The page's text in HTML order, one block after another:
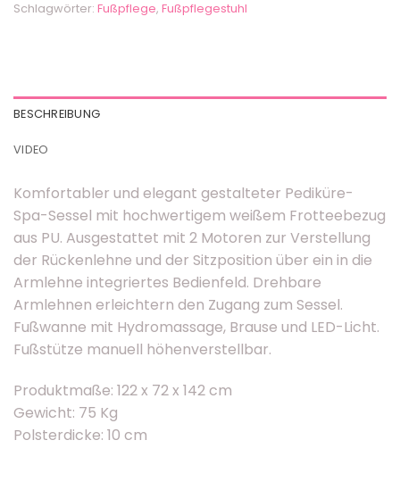
Schlagwörter: Fußpflege, Fußpflegestuhl
BESCHREIBUNG
VIDEO
Komfortabler und elegant gestalteter Pediküre-
Spa-Sessel mit hochwertigem weißem Frotteebezug
aus PU. Ausgestattet mit 2 Motoren zur Verstellung
der Rückenlehne und der Sitzposition über ein in die
Armlehne integriertes Bedienfeld. Drehbare
Armlehnen erleichtern den Zugang zum Sessel.
Fußwanne mit Hydromassage, Brause und LED-Licht.
Fußstütze manuell höhenverstellbar.
Produktmaße: 122 x 72 x 142 cm
Gewicht: 75 Kg
Polsterdicke: 10 cm